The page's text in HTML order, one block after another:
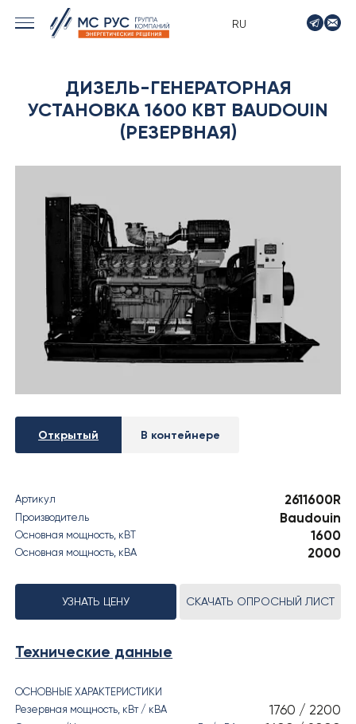
RU
› ЭНЕРГЕТИКА
› ЛОГИСТИКА
› ПРОИЗВОДСТВО
› ПРОЕКТИРОВАНИЕ
› ПРИВОДНОЕ ОБОРУДОВАНИЕ
› АВТО&МОТО
› МОТОЦИКЛЫ ТИМПТОН
› КОНТАКТЫ
› ЗАЯВКА
› НОВОСТИ
ДИЗЕЛЬ-ГЕНЕРАТОРНАЯ
УСТАНОВКА 1600 КВТ BAUDOUIN
(РЕЗЕРВНАЯ)
Открытый В контейнере
Артикул 2611600R
Производитель Baudouin
Основная мощность, кВT 1600
Основная мощность, кВА 2000
УЗНАТЬ ЦЕНУ СКАЧАТЬ ОПРОСНЫЙ ЛИСТ
Технические данные
ОСНОВНЫЕ ХАРАКТЕРИСТИКИ
Резервная мощность, кВт / кВА
1760 / 2200